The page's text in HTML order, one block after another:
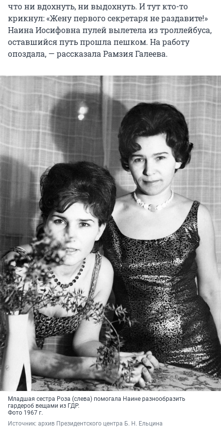
что ни вдохнуть, ни выдохнуть. И тут кто-то
крикнул: «Жену первого секретаря не раздавите!»
Наина Иосифовна пулей вылетела из троллейбуса,
оставшийся путь прошла пешком. На работу
опоздала, — рассказала Рамзия Галеева.
Младшая сестра Роза (слева) помогала Наине разнообразить
гардероб вещами из ГДР.
Фото 1967 г.
Источник: архив Президентского центра Б. Н. Ельцина